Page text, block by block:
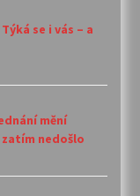
se i vás – a
mění
nedošlo